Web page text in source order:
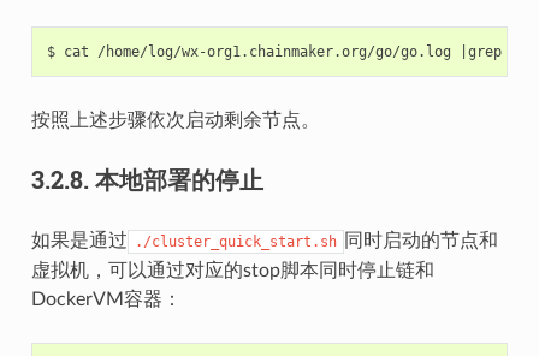
$ cat /home/log/wx-org1.chainmaker.org/go/go.log grep
按照上述步骤依次启动剩余节点。
3.2.8. 本地部署的停止
如果是通过 ./cluster_quick_start.sh 同时启动的节点和
虚拟机，可以通过对应的stop脚本同时停止链和
DockerVM容器：